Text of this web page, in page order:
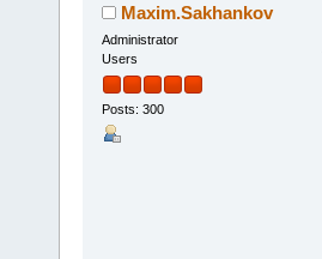
Maxim.Sakhankov
Administrator
Users
Posts: 300